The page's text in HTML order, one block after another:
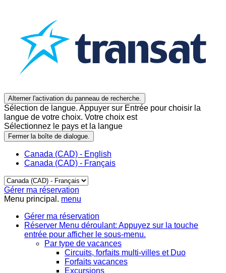
Alterner l'activation du panneau de recherche.
Sélection de langue. Appuyer sur Entrée pour choisir la
langue de votre choix. Votre choix est
Sélectionnez le pays et la langue
Fermer la boîte de dialogue.
Canada (CAD) - English
Canada (CAD) - Français
Gérer ma réservation
Menu principal. menu
Gérer ma réservation
Réserver Menu déroulant: Appuyez sur la touche
entrée pour afficher le sous-menu.
Par type de vacances
Circuits, forfaits multi-villes et Duo
Forfaits vacances
Excursions